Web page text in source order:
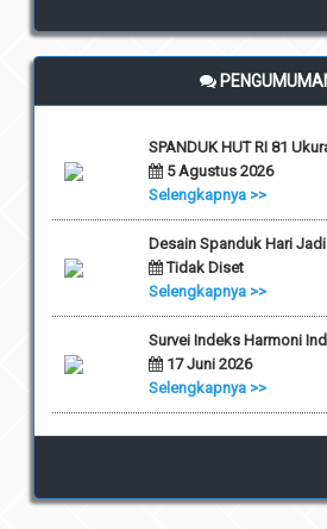
SPANDUK HUT RI 81
5 Agustus 2026
Selengkapnya >>
Desain Spanduk Hari
Tidak Diset
Selengkapnya >>
Survei Indeks Harmoni
17 Juni 2026
Selengkapnya >>